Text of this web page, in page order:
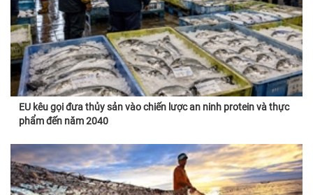
EU kêu gọi đưa thủy sản vào chiến lược an ninh protein và thực
phẩm đến năm 2040